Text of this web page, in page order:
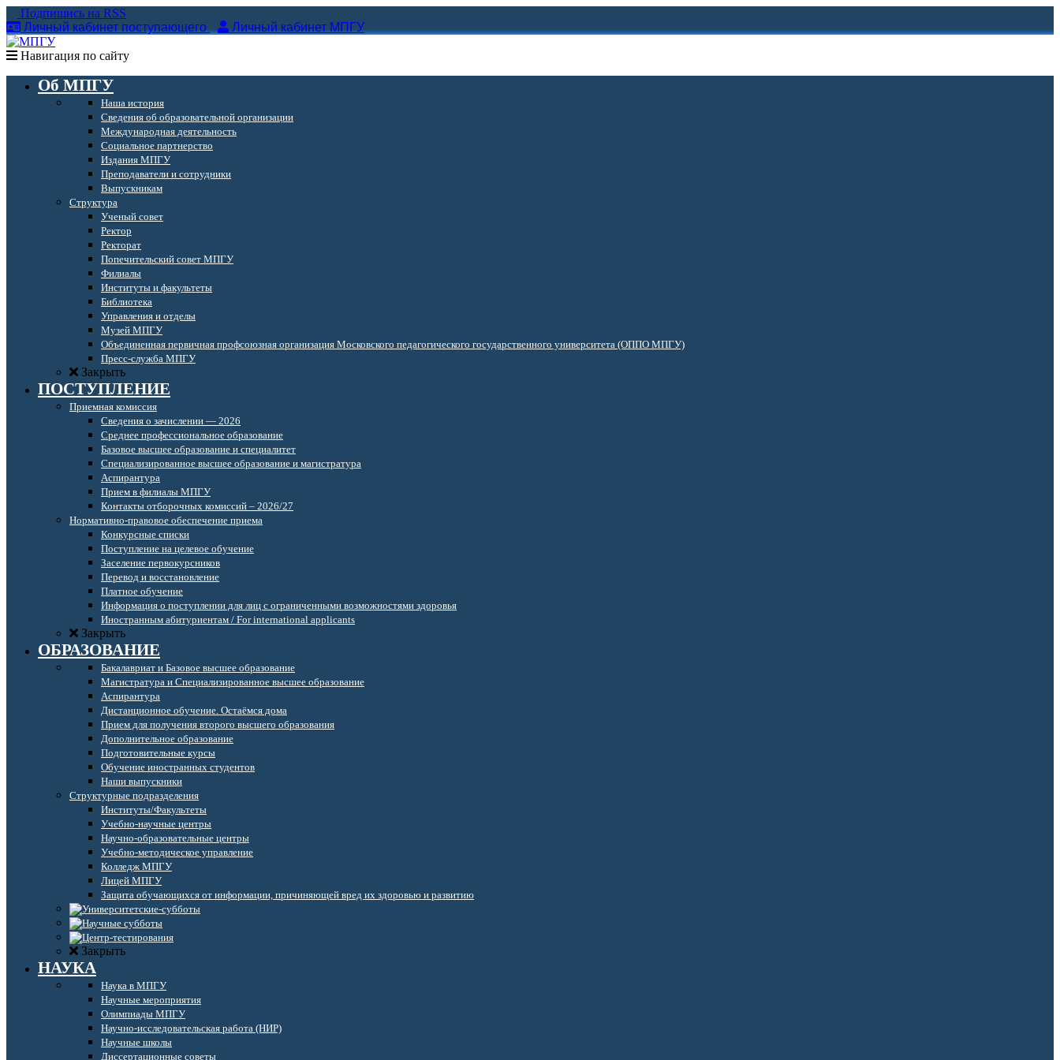
Подпишись на RSS
Личный кабинет поступающего
Личный кабинет МПГУ
Навигация по сайту
Об МПГУ
Наша история
Сведения об образовательной организации
Международная деятельность
Социальное партнерство
Издания МПГУ
Преподаватели и сотрудники
Выпускникам
Структура
Ученый совет
Ректор
Ректорат
Попечительский совет МПГУ
Филиалы
Институты и факультеты
Библиотека
Управления и отделы
Музей МПГУ
Объединенная первичная профсоюзная организация Московского педагогического государственного университета (ОППО МПГУ)
Пресс-служба МПГУ
Закрыть
ПОСТУПЛЕНИЕ
Приемная комиссия
Сведения о зачислении — 2026
Среднее профессиональное образование
Базовое высшее образование и специалитет
Специализированное высшее образование и магистратура
Аспирантура
Прием в филиалы МПГУ
Контакты отборочных комиссий – 2026/27
Нормативно-правовое обеспечение приема
Конкурсные списки
Поступление на целевое обучение
Заселение первокурсников
Перевод и восстановление
Платное обучение
Информация о поступлении для лиц с ограниченными возможностями здоровья
Иностранным абитуриентам / For international applicants
Закрыть
ОБРАЗОВАНИЕ
Бакалавриат и Базовое высшее образование
Магистратура и Специализированное высшее образование
Аспирантура
Дистанционное обучение. Остаёмся дома
Прием для получения второго высшего образования
Дополнительное образование
Подготовительные курсы
Обучение иностранных студентов
Наши выпускники
Структурные подразделения
Институты/Факультеты
Учебно-научные центры
Научно-образовательные центры
Учебно-методическое управление
Колледж МПГУ
Лицей МПГУ
Защита обучающихся от информации, причиняющей вред их здоровью и развитию
Закрыть
НАУКА
Наука в МПГУ
Научные мероприятия
Олимпиады МПГУ
Научно-исследовательская работа (НИР)
Научные школы
Диссертационные советы